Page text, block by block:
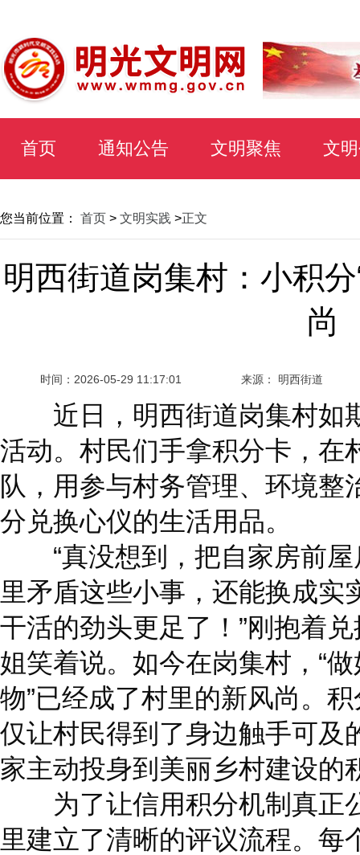
首页 通知公告 文明聚焦 文
您当前位置： 首页 > 文明实践 >正文
明西街道岗集村：小积
尚
时间： 2026-05-29 11:17:01 来源： 明西街道
近日，明西街道岗集村如
活动。村民们手拿积分卡，在
队，用参与村务管理、环境整
分兑换心仪的生活用品。
“真没想到，把自家房前屋
里矛盾这些小事，还能换成实
干活的劲头更足了！”刚抱着
姐笑着说。如今在岗集村，“
物”已经成了村里的新风尚。
仅让村民得到了身边触手可及
家主动投身到美丽乡村建设的
为了让信用积分机制真正
里建立了清晰的评议流程。每